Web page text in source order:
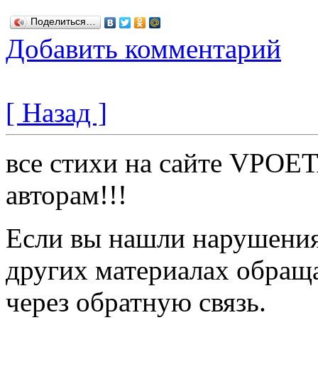
Поделиться…
Добавить комментарий
[ Назад ]
все стихи на сайте
авторам!!!
Если вы нашли
других материалах
через обратную связь.